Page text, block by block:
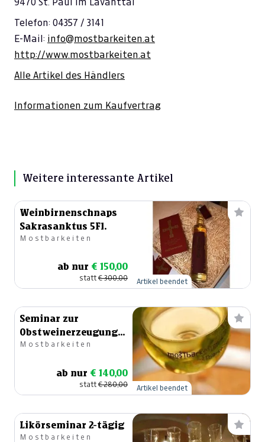
Telefon: 04357 / 3141
E-Mail: info@mostbarkeiten.at
http://www.mostbarkeiten.at
Alle Artikel des Händlers
Informationen zum Kaufvertrag
Weitere interessante Artikel
Weinbirnenschnaps
Sakrasanktus 5Fl.
Mostbarkeiten
ab nur € 150,00
statt€ 300,00 Artikel beendet
Seminar zur
Obstweinerzeugung
2-tägig
Mostbarkeiten
ab nur € 140,00
statt€ 280,00 Artikel beendet
Likörseminar 2-tägig
Mostbarkeiten